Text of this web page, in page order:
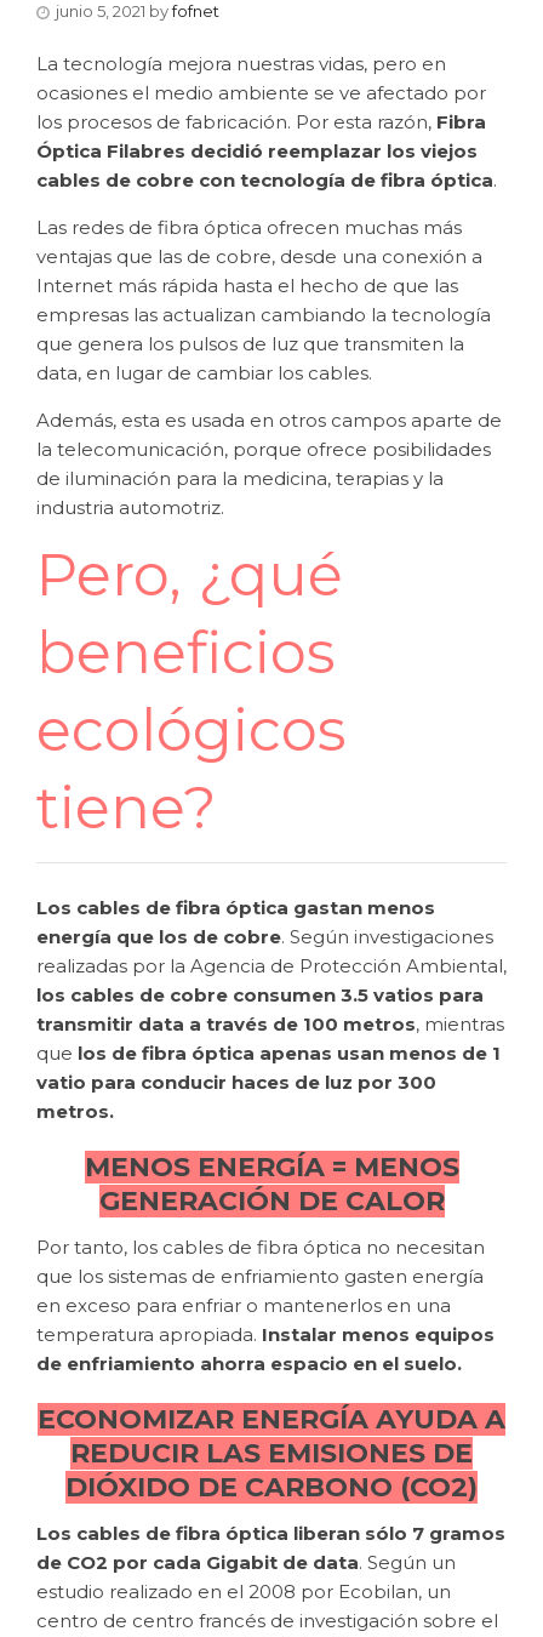
junio 5, 2021 byfofnet
La tecnología mejora nuestras vidas, pero en
ocasiones el medio ambiente se ve afectado por
los procesos de fabricación. Por esta razón, Fibra
Óptica Filabres decidió reemplazar los viejos
cables de cobre con tecnología de fibra óptica.
Las redes de fibra óptica ofrecen muchas más
ventajas que las de cobre, desde una conexión a
Internet más rápida hasta el hecho de que las
empresas las actualizan cambiando la tecnología
que genera los pulsos de luz que transmiten la
data, en lugar de cambiar los cables.
Además, esta es usada en otros campos aparte de
la telecomunicación, porque ofrece posibilidades
de iluminación para la medicina, terapias y la
industria automotriz.
Pero, ¿qué
beneficios
ecológicos
tiene?
Los cables de fibra óptica gastan menos
energía que los de cobre. Según investigaciones
realizadas por la Agencia de Protección Ambiental,
los cables de cobre consumen 3.5 vatios para
transmitir data a través de 100 metros, mientras
que los de fibra óptica apenas usan menos de 1
vatio para conducir haces de luz por 300
metros.
MENOS ENERGÍA = MENOS
GENERACIÓN DE CALOR
Por tanto, los cables de fibra óptica no necesitan
que los sistemas de enfriamiento gasten energía
en exceso para enfriar o mantenerlos en una
temperatura apropiada. Instalar menos equipos
de enfriamiento ahorra espacio en el suelo.
ECONOMIZAR ENERGÍA AYUDA A
REDUCIR LAS EMISIONES DE
DIÓXIDO DE CARBONO (CO2)
Los cables de fibra óptica liberan sólo 7 gramos
de CO2 por cada Gigabit de data. Según un
estudio realizado en el 2008 por Ecobilan, un
centro de centro francés de investigación sobre el